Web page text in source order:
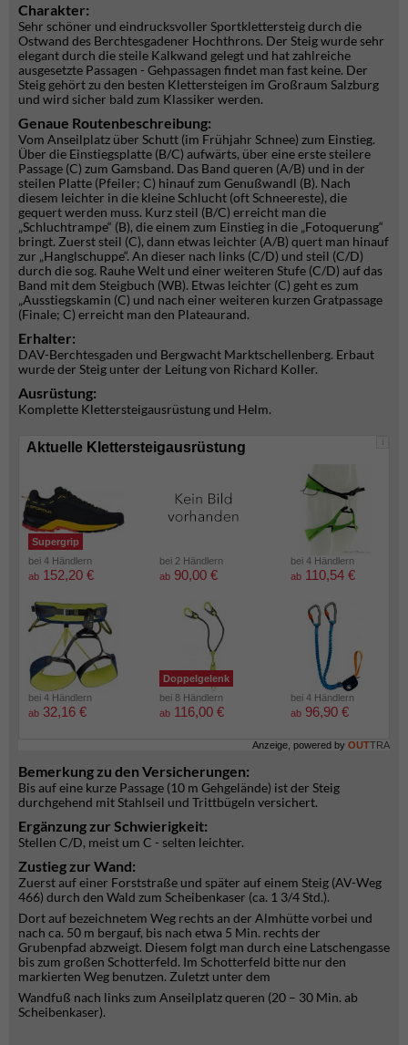
Charakter:
Sehr schöner und eindrucksvoller Sportklettersteig durch die
Ostwand des Berchtesgadener Hochthrons. Der Steig wurde sehr
elegant durch die steile Kalkwand gelegt und hat zahlreiche
ausgesetzte Passagen - Gehpassagen findet man fast keine. Der
Steig gehört zu den besten Klettersteigen im Großraum Salzburg
und wird sicher bald zum Klassiker werden.
Genaue Routenbeschreibung:
Vom Anseilplatz über Schutt (im Frühjahr Schnee) zum Einstieg.
Über die Einstiegsplatte (B/C) aufwärts, über eine erste steilere
Passage (C) zum Gamsband. Das Band queren (A/B) und in der
steilen Platte (Pfeiler; C) hinauf zum Genußwandl (B). Nach
diesem leichter in die kleine Schlucht (oft Schneereste), die
gequert werden muss. Kurz steil (B/C) erreicht man die
„Schluchtrampe“ (B), die einem zum Einstieg in die „Fotoquerung“
bringt. Zuerst steil (C), dann etwas leichter (A/B) quert man hinauf
zur „Hanglschuppe“. An dieser nach links (C/D) und steil (C/D)
durch die sog. Rauhe Welt und einer weiteren Stufe (C/D) auf das
Band mit dem Steigbuch (WB). Etwas leichter (C) geht es zum
„Ausstiegskamin (C) und nach einer weiteren kurzen Gratpassage
(Finale; C) erreicht man den Plateaurand.
Erhalter:
DAV-Berchtesgaden und Bergwacht Marktschellenberg. Erbaut
wurde der Steig unter der Leitung von Richard Koller.
Ausrüstung:
Komplette Klettersteigausrüstung und Helm.
i
Aktuelle Klettersteigausrüstung
Supergrip
bei 4 Händlern
ab 152,20 €
bei 2 Händlern
ab 90,00 €
bei 4 Händlern
ab 110,54 €
bei 4 Händlern
ab 32,16 €
Doppelgelenk
bei 8 Händlern
ab 116,00 €
bei 4 Händlern
ab 96,90 €
Anzeige, powered by OUTTRA
Bemerkung zu den Versicherungen:
Bis auf eine kurze Passage (10 m Gehgelände) ist der Steig
durchgehend mit Stahlseil und Trittbügeln versichert.
Ergänzung zur Schwierigkeit:
Stellen C/D, meist um C - selten leichter.
Zustieg zur Wand:
Zuerst auf einer Forststraße und später auf einem Steig (AV-Weg
466) durch den Wald zum Scheibenkaser (ca. 1 3/4 Std.).
Dort auf bezeichnetem Weg rechts an der Almhütte vorbei und
nach ca. 50 m bergauf, bis nach etwa 5 Min. rechts der
Grubenpfad abzweigt. Diesem folgt man durch eine Latschengasse
bis zum großen Schotterfeld. Im Schotterfeld bitte nur den
markierten Weg benutzen. Zuletzt unter dem
Wandfuß nach links zum Anseilplatz queren (20 – 30 Min. ab
Scheibenkaser).